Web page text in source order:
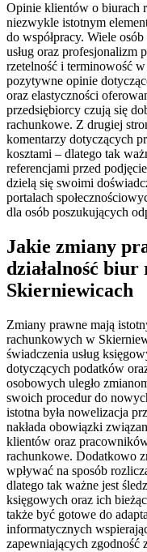
Opinie klientów o biurach
niezwykle istotnym
do współpracy. Wiele
usług oraz profesjonalizm
rzetelność i terminowość
pozytywne opinie
oraz elastyczności
przedsiębiorcy czują się
rachunkowe. Z drugiej
komentarzy dotyczących
kosztami – dlatego tak
referencjami przed
dzielą się swoimi
portalach
dla osób poszukujących
Jakie zmiany
działalność
Skierniewicach
Zmiany prawne mają
rachunkowych w
świadczenia usług
dotyczących podatków
osobowych uległo
swoich procedur do
istotna była nowelizacja
nakłada obowiązki
klientów oraz
rachunkowe. Dodatkowo
wpływać na sposób
dlatego tak ważne jest
księgowych oraz ich
także być gotowe do
informatycznych
zapewniających zgodność